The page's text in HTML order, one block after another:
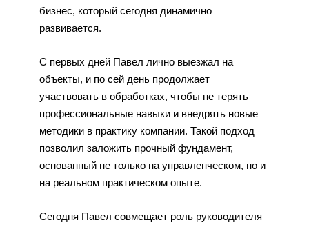
бизнес, который сегодня динамично
развивается.
С первых дней Павел лично выезжал на
объекты, и по сей день продолжает
участвовать в обработках, чтобы не терять
профессиональные навыки и внедрять новые
методики в практику компании. Такой подход
позволил заложить прочный фундамент,
основанный не только на управленческом, но и
на реальном практическом опыте.
Сегодня Павел совмещает роль руководителя